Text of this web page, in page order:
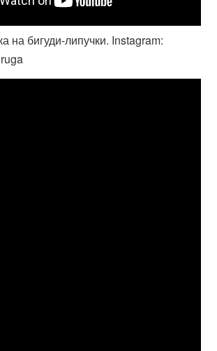
на бигуди-липучки. Instagram: